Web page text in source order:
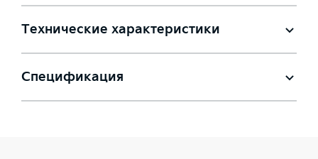
Технические характеристики
Спецификация